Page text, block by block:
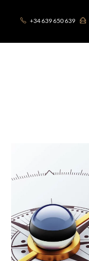
+34 639 650 639